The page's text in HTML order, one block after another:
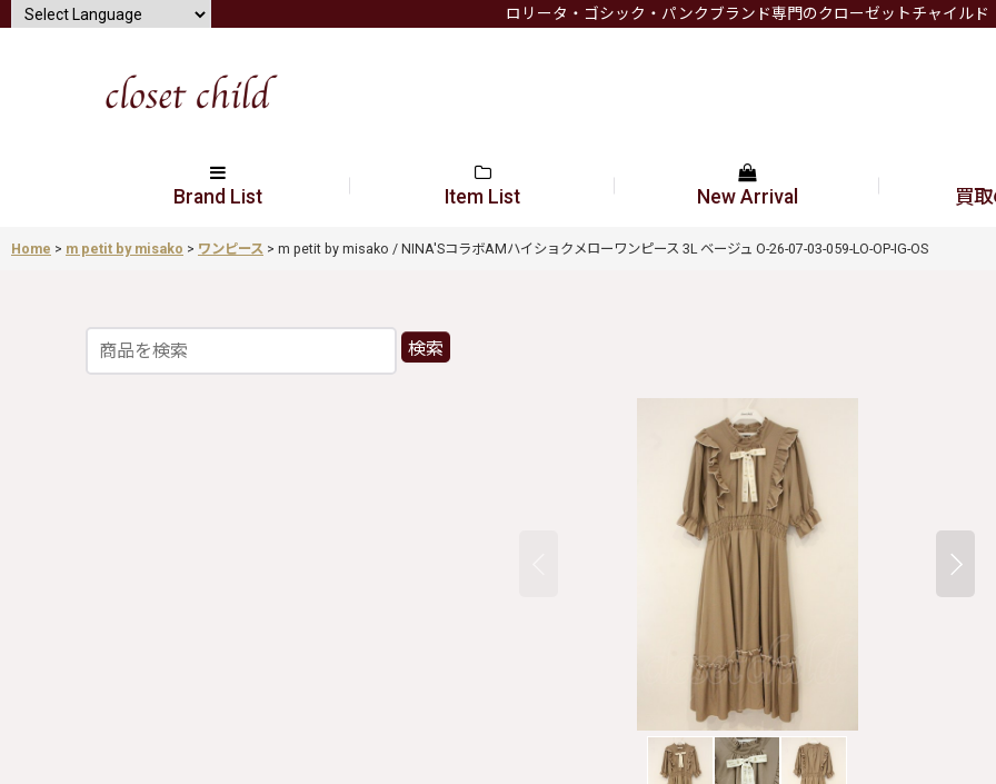
ロリータ・ゴシック・パンクブランド専門のクローゼットチャイルド
Brand List Item List New Arrival 買
Home > m petit by misako > ワンピース > m petit by misako / NINA'SコラボAMハイショクメローワンピース 3L ベージュ O-26-07-03-059-LO-OP-IG-OS
検索